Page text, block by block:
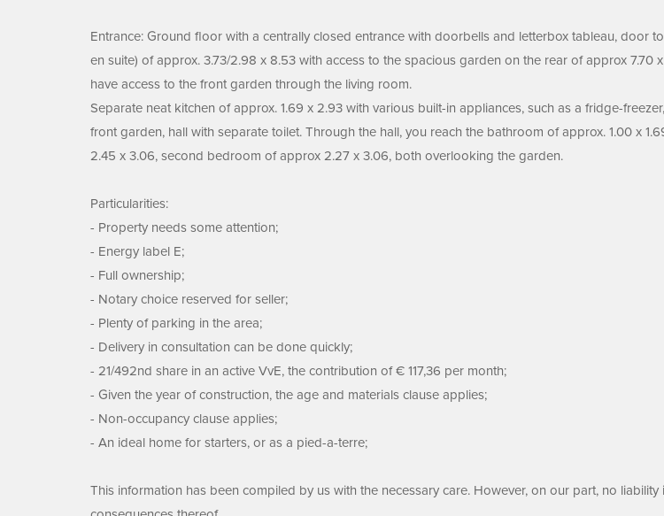
Entrance: Ground floor with a centrally closed entrance with doorbells and letterbox tableau, door
en suite) of approx. 3.73/2.98 x 8.53 with access to the spacious garden on the rear of approx
have access to the front garden through the living room.
Separate neat kitchen of approx. 1.69 x 2.93 with various built-in appliances, such as a fridge-
front garden, hall with separate toilet. Through the hall, you reach the bathroom of approx. 1.00 x
2.45 x 3.06, second bedroom of approx 2.27 x 3.06, both overlooking the garden.
Particularities:
- Property needs some attention;
- Energy label E;
- Full ownership;
- Notary choice reserved for seller;
- Plenty of parking in the area;
- Delivery in consultation can be done quickly;
- 21/492nd share in an active VvE, the contribution of € 117,36 per month;
- Given the year of construction, the age and materials clause applies;
- Non-occupancy clause applies;
- An ideal home for starters, or as a pied-a-terre;
This information has been compiled by us with the necessary care. However, on our part, no